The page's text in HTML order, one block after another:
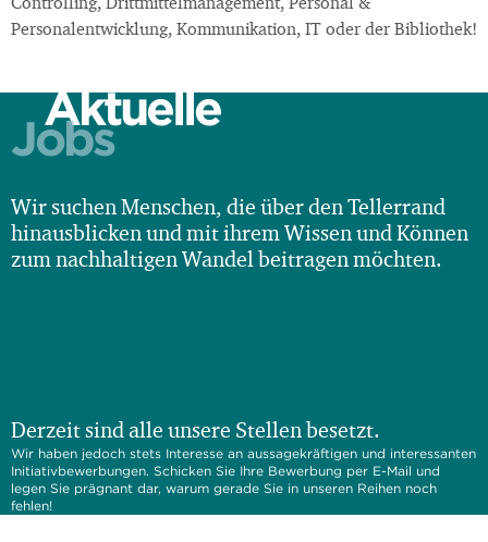
Controlling, Drittmittelmanagement, Personal &
Personalentwicklung, Kommunikation, IT oder der Bibliothek!
Aktuelle
Jobs
Wir suchen Menschen, die über den Tellerrand
hinausblicken und mit ihrem Wissen und Können
zum nachhaltigen Wandel beitragen möchten.
Derzeit sind alle unsere Stellen besetzt.
Wir haben jedoch stets Interesse an aussagekräftigen und interessanten
Initiativbewerbungen. Schicken Sie Ihre Bewerbung per E-Mail und
legen Sie prägnant dar, warum gerade Sie in unseren Reihen noch
fehlen!